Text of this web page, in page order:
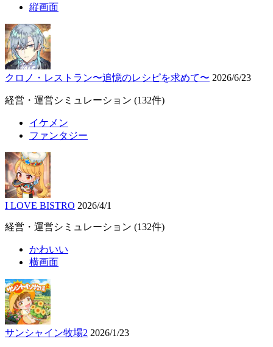
縦画面
クロノ・レストラン〜追憶のレシピを求めて〜 2026/6/23
経営・運営シミュレーション (132件)
イケメン
ファンタジー
I LOVE BISTRO 2026/4/1
経営・運営シミュレーション (132件)
かわいい
横画面
サンシャイン牧場2 2026/1/23